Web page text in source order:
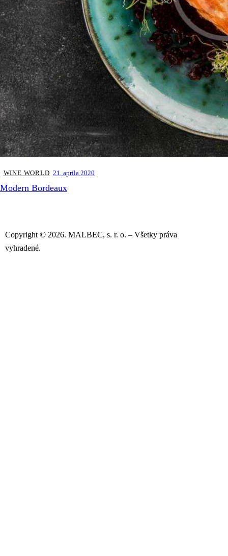
WINE WORLD 21. apríla 2020
Modern Bordeaux
Copyright © 2026. MALBEC, s. r. o. – Všetky práva
vyhradené.